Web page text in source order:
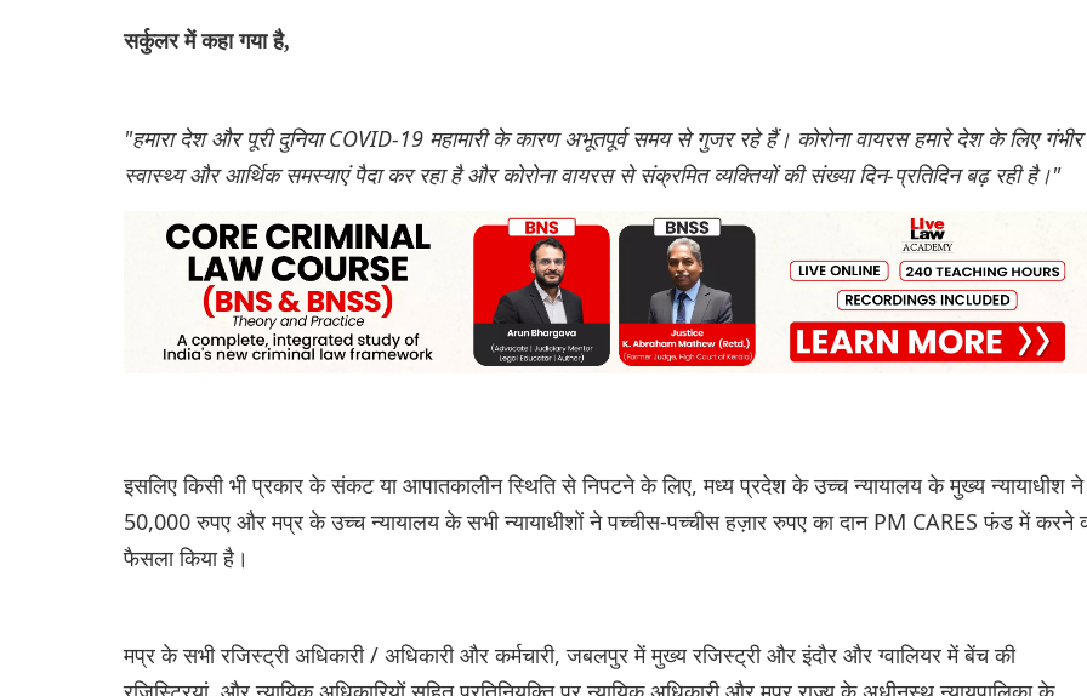
सर्कुलर में कहा गया है,
"हमारा देश और पूरी दुनिया COVID-19 महामारी के कारण अभूतपूर्व समय से गुजर रहे हैं। कोरोना वायरस हमारे देश के लिए गंभीर
स्वास्थ्य और आर्थिक समस्याएं पैदा कर रहा है और कोरोना वायरस से संक्रमित व्यक्तियों की संख्या दिन-प्रतिदिन बढ़ रही है।"
इसलिए किसी भी प्रकार के संकट या आपातकालीन स्थिति से निपटने के लिए, मध्य प्रदेश के उच्च न्यायालय के मुख्य न्यायाधीश ने
50,000 रुपए और मप्र के उच्च न्यायालय के सभी न्यायाधीशों ने पच्चीस-पच्चीस हज़ार रुपए का दान PM CARES फंड में करने
फैसला किया है।
मप्र के सभी रजिस्ट्री अधिकारी / अधिकारी और कर्मचारी, जबलपुर में मुख्य रजिस्ट्री और इंदौर और ग्वालियर में बेंच की